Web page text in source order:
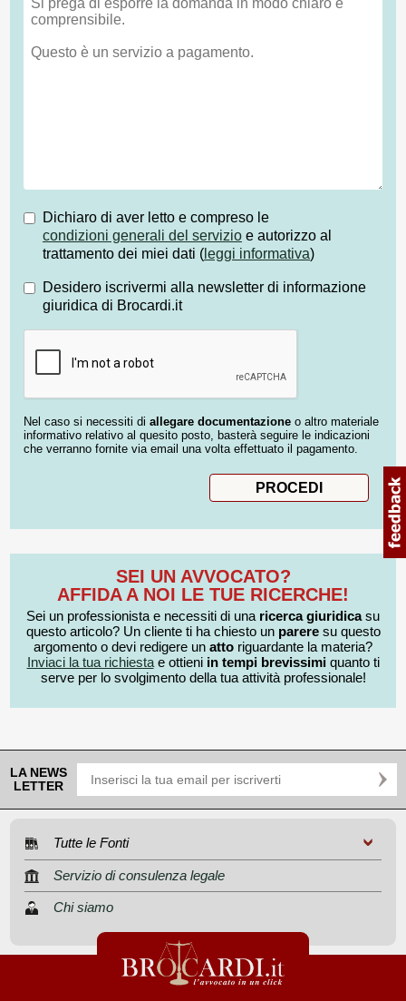
Dichiaro di aver letto e compreso le
condizioni generali del servizio e autorizzo al
trattamento dei miei dati ( leggi informativa)
Desidero iscrivermi alla newsletter di informazione
giuridica di Brocardi.it
Nel caso si necessiti di allegare documentazione o altro materiale
informativo relativo al quesito posto, basterà seguire le indicazioni
che verranno fornite via email una volta effettuato il pagamento.
SEI UN AVVOCATO?
AFFIDA A NOI LE TUE RICERCHE!
Sei un professionista e necessiti di una ricerca giuridicasu
questo articolo? Un cliente ti ha chiesto un pareresu questo
argomento o devi redigere un atto riguardante la materia?
Inviaci la tua richiestae ottieni in tempi brevissimiquanto ti
serve per lo svolgimento della tua attività professionale!
LA NEWS
LETTER
Tutte le Fonti
Servizio di consulenza legale
Chi siamo